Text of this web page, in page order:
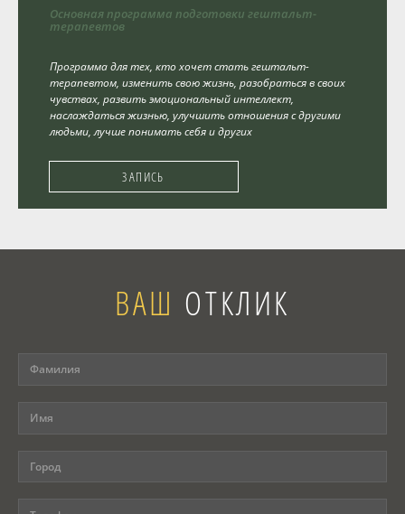
Основная программа подготовки гештальт-
терапевтов
Программа для тех, кто хочет стать гештальт-
терапевтом, изменить свою жизнь, разобраться в своих
чувствах, развить эмоциональный интеллект,
наслаждаться жизнью, улучшить отношения с другими
людьми, лучше понимать себя и других
ЗАПИСЬ
ВАШ ОТКЛИК